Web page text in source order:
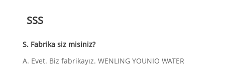
SSS
S. Fabrika siz misiniz?
A. Evet. Biz fabrikayız. WENLING YOUNIO WATER